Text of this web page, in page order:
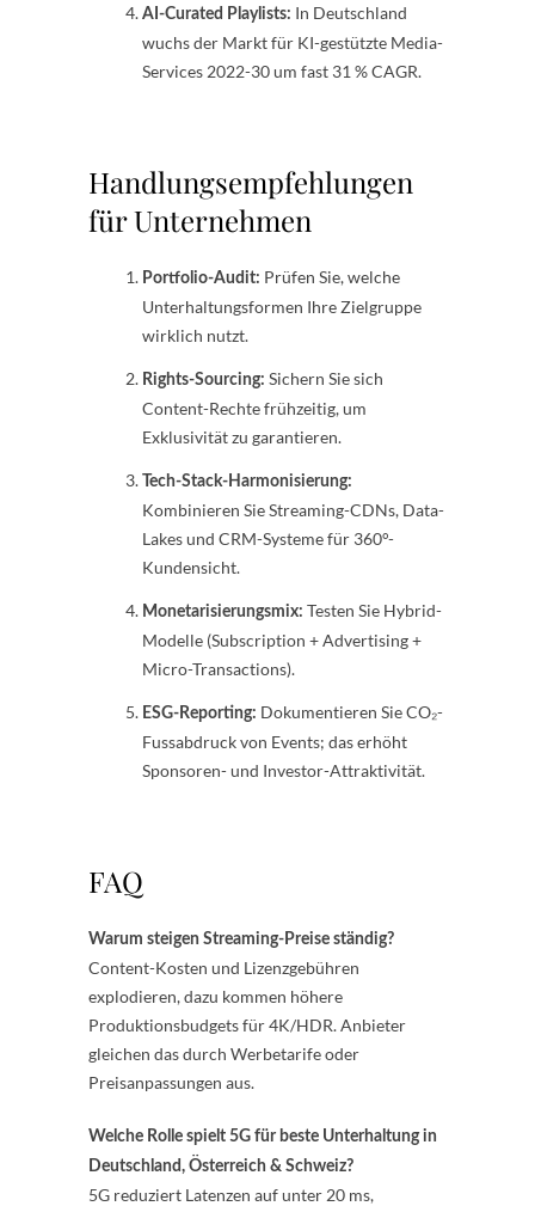
AI-Curated Playlists: In Deutschland
wuchs der Markt für KI-gestützte Media-
Services 2022-30 um fast 31 % CAGR.
Handlungsempfehlungen
für Unternehmen
Portfolio-Audit: Prüfen Sie, welche
Unterhaltungsformen Ihre Zielgruppe
wirklich nutzt.
Rights-Sourcing: Sichern Sie sich
Content-Rechte frühzeitig, um
Exklusivität zu garantieren.
Tech-Stack-Harmonisierung:
Kombinieren Sie Streaming-CDNs, Data-
Lakes und CRM-Systeme für 360°-
Kundensicht.
Monetarisierungsmix: Testen Sie Hybrid-
Modelle (Subscription + Advertising +
Micro-Transactions).
ESG-Reporting: Dokumentieren Sie CO₂-
Fussabdruck von Events; das erhöht
Sponsoren- und Investor-Attraktivität.
FAQ
Warum steigen Streaming-Preise ständig?
Content-Kosten und Lizenzgebühren
explodieren, dazu kommen höhere
Produktionsbudgets für 4K/HDR. Anbieter
gleichen das durch Werbetarife oder
Preisanpassungen aus.
Welche Rolle spielt 5G für beste Unterhaltung in
Deutschland, Österreich & Schweiz?
5G reduziert Latenzen auf unter 20 ms,